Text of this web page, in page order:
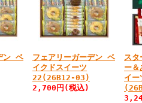
ン ベ
フェアリーガーデン ベ
イクドスイーツ
22(26B12-03)
2,700円 (税込)
スタ
ー＆
イー